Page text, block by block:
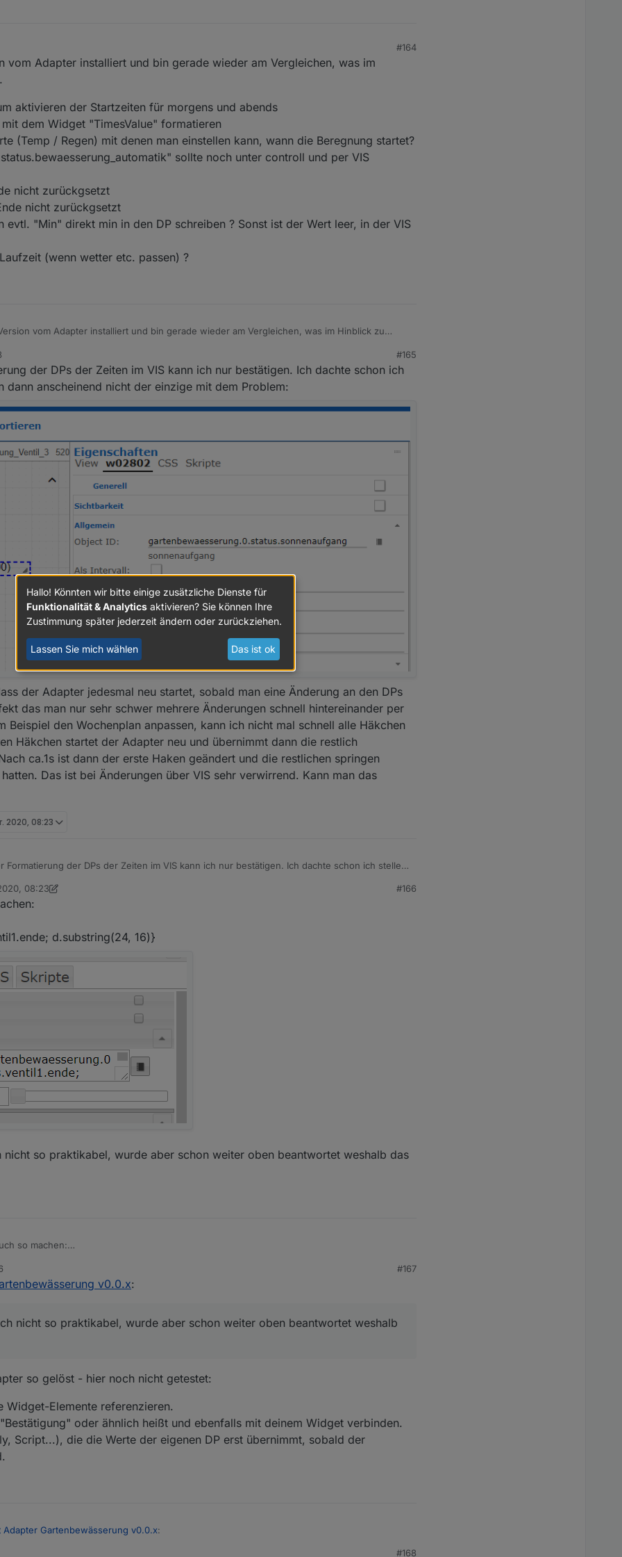
#164
vom Adapter installiert und bin gerade wieder am Vergleichen, was im
aktivieren der Startzeiten für morgens und abends
dem Widget "TimesValue" formatieren
(Temp / Regen) mit denen man einstellen kann, wann die Beregnung startet?
sollte noch unter controll und per VIS
nicht zurückgsetzt
nicht zurückgsetzt
evtl. "Min" direkt min in den DP schreiben ? Sonst ist der Wert leer, in der VIS
(wenn wetter etc. passen) ?
vom Adapter installiert und bin gerade wieder am Vergleichen, was im Hinblick zu
zum aktivieren der Startzeiten für morgens und abends
nicht mit dem Widget "TimesValue" formatieren
(Temp / Regen) mit denen man einstellen kann, wann die Beregnung startet?
Ende nicht zurückgsetzt
wird am Ende nicht zurückgsetzt
Laufzeit (wenn wetter etc. passen) ?
#165
der DPs der Zeiten im VIS kann ich nur bestätigen. Ich dachte schon ich
anscheinend nicht der einzige mit dem Problem:
der Adapter jedesmal neu startet, sobald man eine Änderung an den DPs
das man nur sehr schwer mehrere Änderungen schnell hintereinander per
Beispiel den Wochenplan anpassen, kann ich nicht mal schnell alle Häkchen
Häkchen startet der Adapter neu und übernimmt dann die restlich
ca.1s ist dann der erste Haken geändert und die restlichen springen
Das ist bei Änderungen über VIS sehr verwirrend. Kann man das
2020, 08:23
Formatierung der DPs der Zeiten im VIS kann ich nur bestätigen. Ich dachte schon ich stelle
dass der Adapter jedesmal neu startet, sobald man eine Änderung an den DPs
zum Beispiel den Wochenplan anpassen, kann ich nicht mal schnell alle Häkchen setzen
08:23 #166
d.substring(24, 16)}
so praktikabel, wurde aber schon weiter oben beantwortet weshalb das
so machen:
d.substring(24, 16)}
auch nicht so praktikabel, wurde aber schon weiter oben beantwortet weshalb das so ist.#167
v0.0.x:
nicht so praktikabel, wurde aber schon weiter oben beantwortet weshalb
so gelöst - hier noch nicht getestet:
Widget-Elemente referenzieren.
oder ähnlich heißt und ebenfalls mit deinem Widget verbinden.
Script...), die die Werte der eigenen DP erst übernimmt, sobald der
Adapter Gartenbewässerung v0.0.x:
#168
Hallo! Könnten wir bitte einige zusätzliche Dienste für
Funktionalität & Analytics aktivieren? Sie können Ihre
Zustimmung später jederzeit ändern oder zurückziehen.
Lassen Sie mich wählen Das ist ok